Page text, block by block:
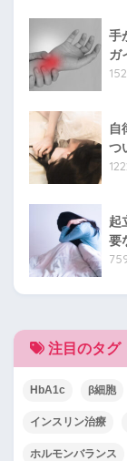
手
ガ
自
つ
起
要
注目のタグ
HbA1c β細胞
インスリン治療
ホルモンバランス